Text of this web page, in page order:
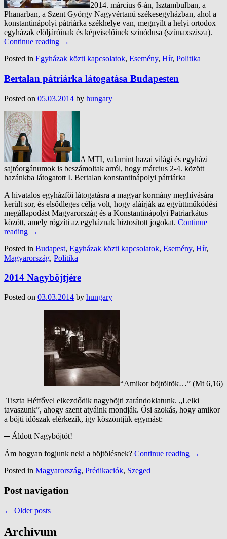
2014. március 6-án, Isztambulban, a
Phanarban, a Szent György Nagyvértanú székesegyházban, ahol a
konstantinápolyi pátriárka székhelye van, megnyílt a helyi ortodox
egyházak elöljáróinak és képviselőinek szinódusa (szünaxszisza).
Continue reading →
Posted in Egyházak közti kapcsolatok, Esemény, Hír, Politika
Bertalan pátriárka látogatása Budapesten
Posted on 05.03.2014 by hungary
A MTI, valamint hazai világi és egyházi
sajtóorgánumok is beszámoltak arról, hogy március 2-4. között
hazánkba látogatott I. Bertalan konstantinápolyi pátriárka
A hivatalos egyházfői látogatásra a magyar kormány meghívására
került sor, és elsődleges célja volt, hogy aláírják az együttműködési
megállapodást Magyarország és a Konstantinápolyi Patriarkátus
között, amely rögzíti az egyháznak biztosított jogokat. Continue
reading →
Posted in Budapest, Egyházak közti kapcsolatok, Esemény, Hír,
Magyarország, Politika
2014 Nagyböjtjére
Posted on 03.03.2014 by hungary
“Amikor böjtöltök…” (Mt 6,16)
Tiszta Hétfővel elkezdődik nagyböjti zarándoklatunk. „Lelki
tavaszunk”, ahogy szent atyáink mondják. Ősi szokás, hogy amikor
a böjti időszak elérkezik, így köszöntjük egymást:
─ Áldott Nagyböjtöt!
Ám hogyan fogjunk neki a böjtölésnek? Continue reading →
Posted in Magyarország, Prédikaciók, Szeged
Post navigation
← Older posts
Archívum